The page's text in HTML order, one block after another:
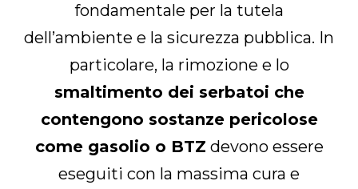
fondamentale per la tutela
dell’ambiente e la sicurezza pubblica. In
particolare, la rimozione e lo
smaltimento dei serbatoi che
contengono sostanze pericolose
come gasolio o BTZ devono essere
eseguiti con la massima cura e